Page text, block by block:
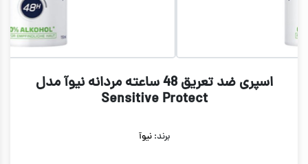
اسپری ضد تعریق 48 ساعته مردانه نیوآ مدل
Sensitive Protect
برند:نیوآ